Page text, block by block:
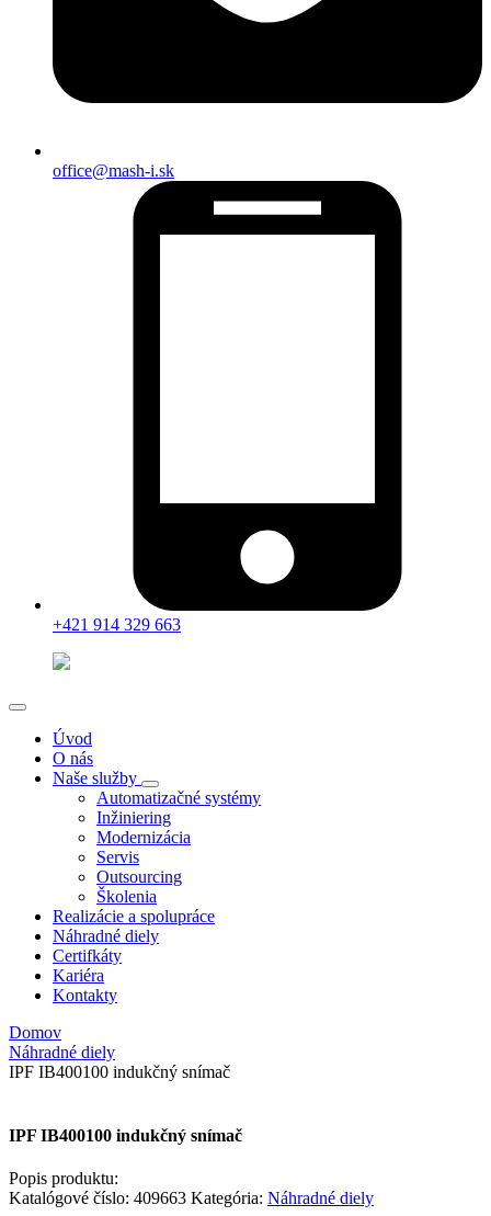
office@mash-i.sk
+421 914 329 663
Úvod
O nás
Naše služby
Automatizačné systémy
Inžiniering
Modernizácia
Servis
Outsourcing
Školenia
Realizácie a spolupráce
Náhradné diely
Certifkáty
Kariéra
Kontakty
Domov
Náhradné diely
IPF IB400100 indukčný snímač
IPF IB400100 indukčný snímač
Popis produktu:
Katalógové číslo: 409663 Kategória: Náhradné diely